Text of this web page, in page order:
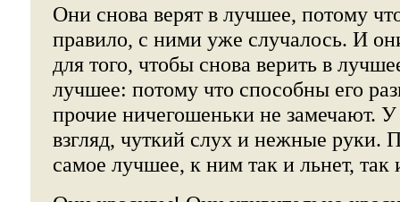
Они снова верят в лучшее, потому
правило, с ними уже случалось. И
для того, чтобы снова верить в
лучшее: потому что способны его
прочие ничегошеньки не замечают.
взгляд, чуткий слух и нежные руки.
самое лучшее, к ним так и льнет, так